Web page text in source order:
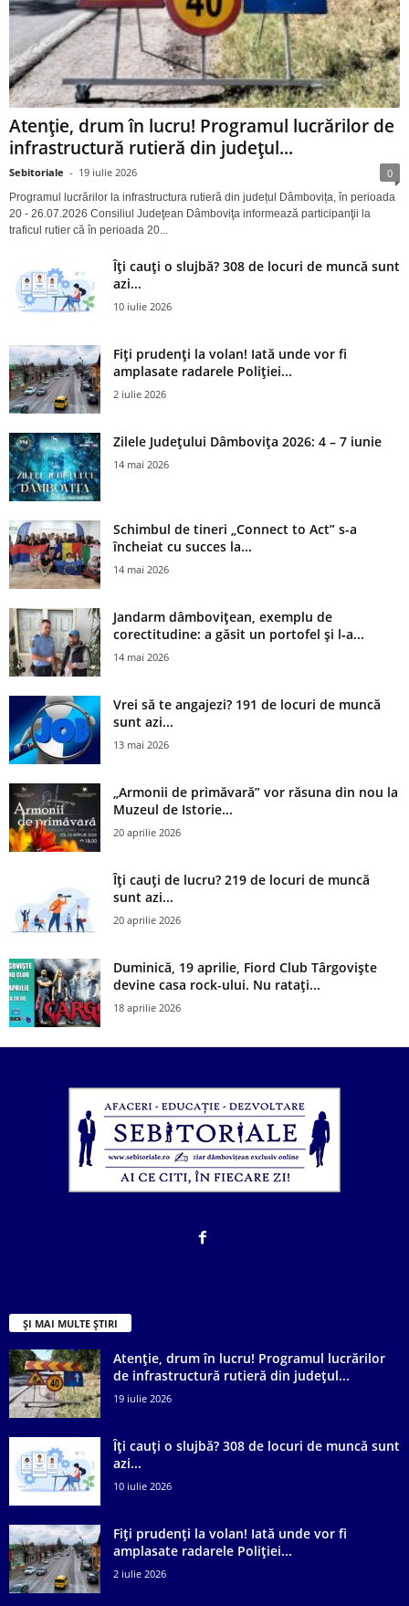
Atenție, drum în lucru! Programul lucrărilor de
infrastructură rutieră din județul...
Sebitoriale - 19 iulie 2026 0
Programul lucrărilor la infrastructura rutieră din județul Dâmbovița, în perioada
20 - 26.07.2026 Consiliul Judeţean Dâmboviţa informează participanţii la
traficul rutier că în perioada 20...
Îți cauți o slujbă? 308 de locuri de muncă sunt
azi...
10 iulie 2026
Fiți prudenți la volan! Iată unde vor fi
amplasate radarele Poliției...
2 iulie 2026
Zilele Județului Dâmbovița 2026: 4 – 7 iunie
14 mai 2026
Schimbul de tineri „Connect to Act” s-a
încheiat cu succes la...
14 mai 2026
Jandarm dâmbovițean, exemplu de
corectitudine: a găsit un portofel și l‑a...
14 mai 2026
Vrei să te angajezi? 191 de locuri de muncă
sunt azi...
13 mai 2026
„Armonii de primăvară” vor răsuna din nou la
Muzeul de Istorie...
20 aprilie 2026
Îți cauți de lucru? 219 de locuri de muncă
sunt azi...
20 aprilie 2026
Duminică, 19 aprilie, Fiord Club Târgoviște
devine casa rock-ului. Nu ratați...
18 aprilie 2026
ȘI MAI MULTE ȘTIRI
Atenție, drum în lucru! Programul lucrărilor
de infrastructură rutieră din județul...
19 iulie 2026
Îți cauți o slujbă? 308 de locuri de muncă sunt
azi...
10 iulie 2026
Fiți prudenți la volan! Iată unde vor fi
amplasate radarele Poliției...
2 iulie 2026